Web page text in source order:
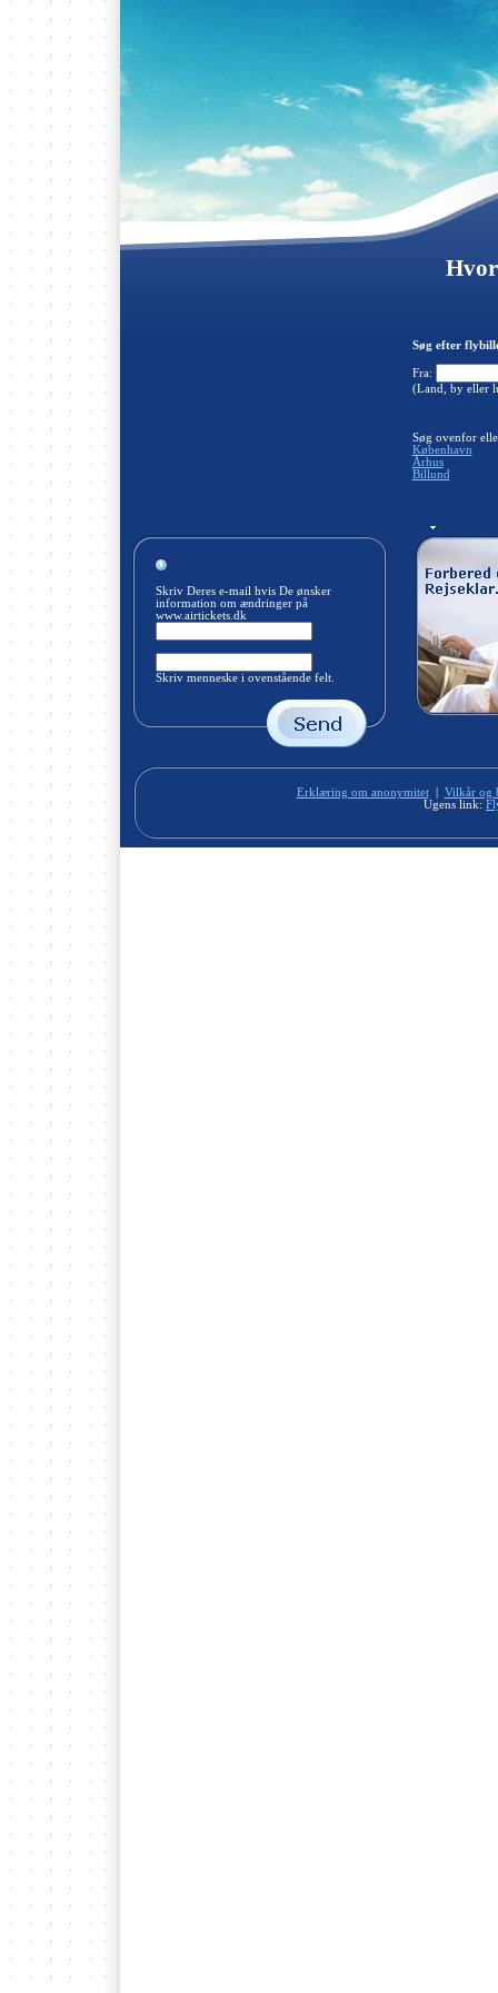
Søg efter
Fra:
(Land, by eller
Søg ovenfor
København
Århus
Billund
Skriv Deres e-mail hvis De ønsker
information om ændringer på
www.airtickets.dk
Skriv menneske i ovenstående felt.
Erklæring om anonymitet| Vilkår og
Ugens link: